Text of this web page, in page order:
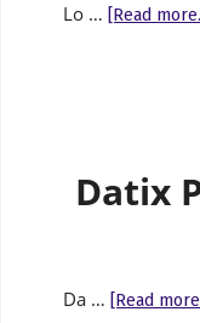
Lo … [Read
Datix
Da … [Read